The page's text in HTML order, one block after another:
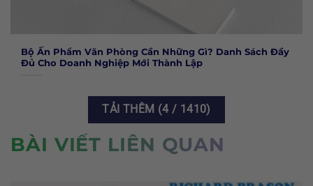
Bộ Ấn Phẩm Văn Phòng Cần Những Gì? Danh Sách Đầy
Đủ Cho Doanh Nghiệp Mới Thành Lập
TẢI THÊM (4/ 1410)
BÀI VIẾT LIÊN QUAN